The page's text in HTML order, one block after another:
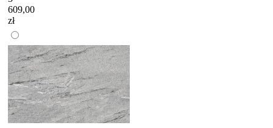
609,00
zł